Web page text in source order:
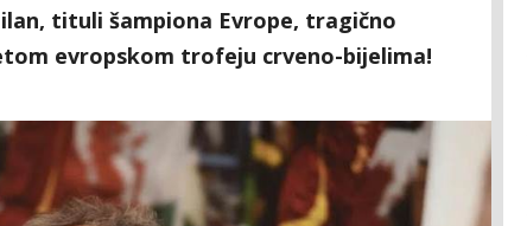
tituli šampiona Evrope, tragično
evropskom trofeju crveno-bijelima!